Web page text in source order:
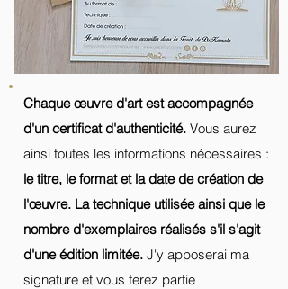
Chaqueœuvred'art est accompagnée
d'un certificat d'authenticité. Vous aurez
ainsi toutes les informations nécessaires :
le titre, le format et la date de création de
l'œuvre. La technique utilisée ainsi que le
nombre d'exemplaires réalisés s'il s'agit
d'une édition limitée. J'y apposerai ma
signature et vous ferez partie